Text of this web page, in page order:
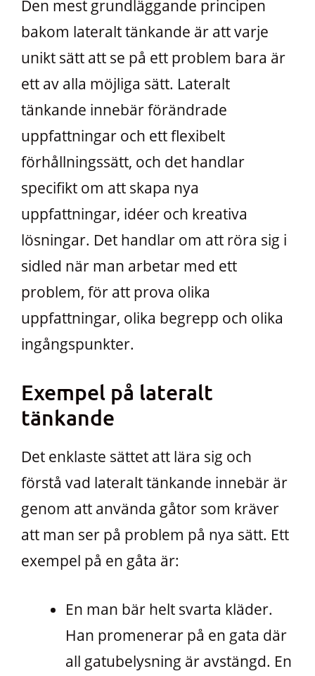
Den mest grundläggande principen
bakom lateralt tänkande är att varje
unikt sätt att se på ett problem bara är
ett av alla möjliga sätt. Lateralt
tänkande innebär förändrade
uppfattningar och ett flexibelt
förhållningssätt, och det handlar
specifikt om att skapa nya
uppfattningar, idéer och kreativa
lösningar. Det handlar om att röra sig i
sidled när man arbetar med ett
problem, för att prova olika
uppfattningar, olika begrepp och olika
ingångspunkter.
Exempel på lateralt
tänkande
Det enklaste sättet att lära sig och
förstå vad lateralt tänkande innebär är
genom att använda gåtor som kräver
att man ser på problem på nya sätt. Ett
exempel på en gåta är:
En man bär helt svarta kläder.
Han promenerar på en gata där
all gatubelysning är avstängd. En